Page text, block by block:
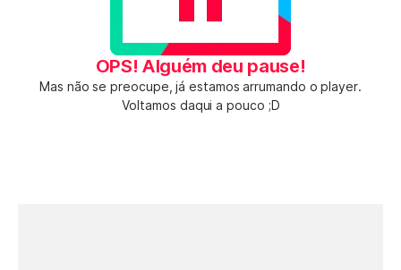
OPS! Alguém deu pause!
Mas não se preocupe, já estamos arrumando o player.
Voltamos daqui a pouco ;D